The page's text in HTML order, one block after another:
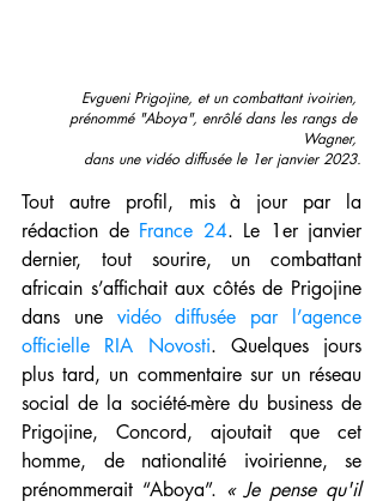
Evgueni Prigojine, et un combattant ivoirien,
prénommé "Aboya", enrôlé dans les rangs de
Wagner,
dans une vidéo diffusée le 1er janvier 2023.
Tout autre profil, mis à jour par la
rédaction de France 24. Le 1er janvier
dernier, tout sourire, un combattant
africain s’affichait aux côtés de Prigojine
dans une vidéo diffusée par l’agence
officielle RIA Novosti. Quelques jours
plus tard, un commentaire sur un réseau
social de la société-mère du business de
Prigojine, Concord, ajoutait que cet
homme, de nationalité ivoirienne, se
prénommerait “Aboya”. « Je pense qu'il